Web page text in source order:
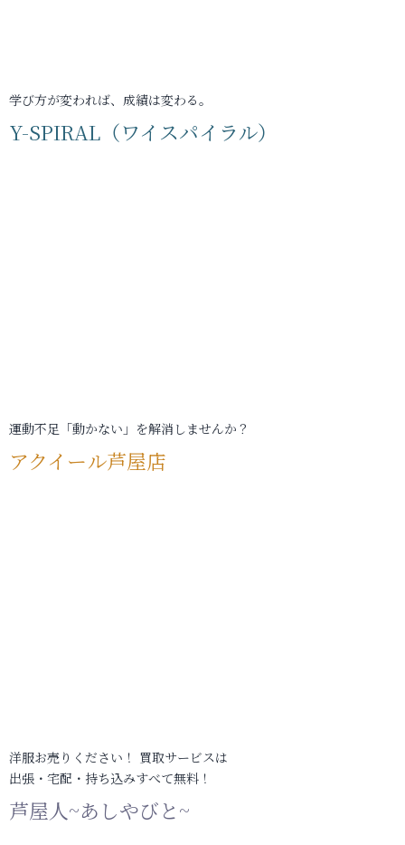
学び方が変われば、成績は変わる。
Y-SPIRAL（ワイスパイラル）
運動不足「動かない」を解消しませんか？
アクイール芦屋店
洋服お売りください！ 買取サービスは
出張・宅配・持ち込みすべて無料！
芦屋人~あしやびと~